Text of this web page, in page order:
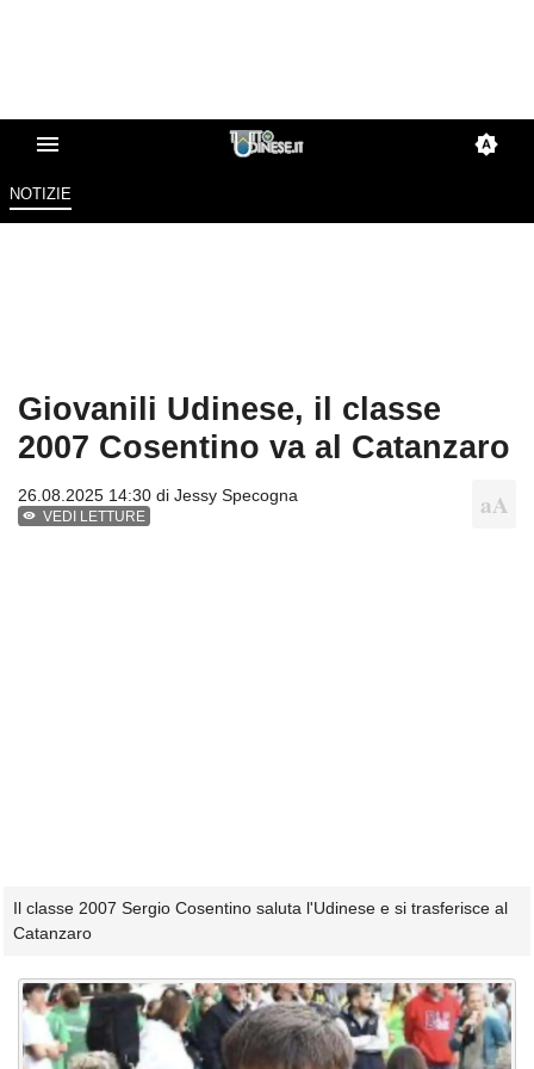
NOTIZIE
Giovanili Udinese, il classe
2007 Cosentino va al Catanzaro
26.08.2025 14:30 di Jessy Specogna
VEDI LETTURE
Il classe 2007 Sergio Cosentino saluta l'Udinese e si trasferisce al
Catanzaro